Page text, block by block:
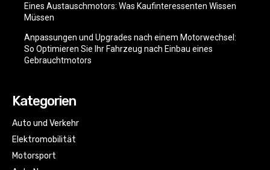
Eines Austauschmotors: Was Kaufinteressenten Wissen
Müssen
Anpassungen und Upgrades nach einem Motorwechsel:
So Optimieren Sie Ihr Fahrzeug nach Einbau eines
Gebrauchtmotors
Kategorien
Auto und Verkehr
Elektromobilität
Motorsport